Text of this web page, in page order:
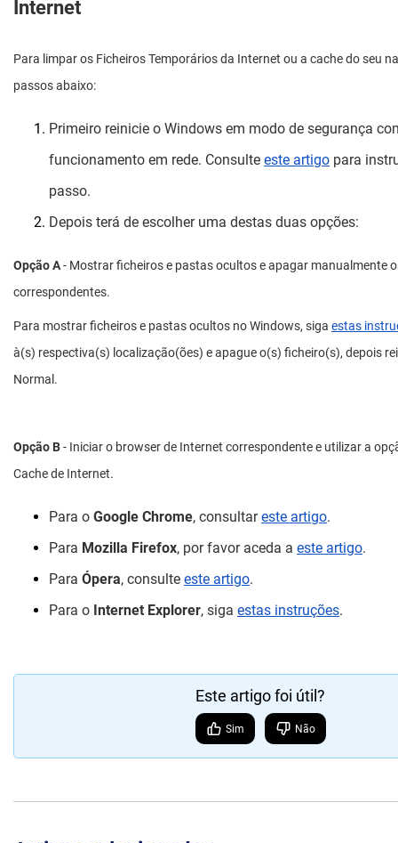
Internet
Para limpar os Ficheiros Temporários da Internet ou a cache do seu
passos abaixo:
Primeiro reinicie o Windows em modo de segurança
funcionamento em rede. Consulte este artigo para
passo.
Depois terá de escolher uma destas duas opções:
Opção A- Mostrar ficheiros e pastas ocultos e apagar manualmente
correspondentes.
Para mostrar ficheiros e pastas ocultos no Windows, siga estas
à(s) respectiva(s) localização(ões) e apague o(s) ficheiro(s), depois
Normal.
Opção B- Iniciar o browser de Internet correspondente e utilizar a
Cache de Internet.
Para o Google Chrome, consultareste artigo.
Para Mozilla Firefox, por favor aceda a este artigo.
Para Ópera, consulte este artigo.
Para o Internet Explorer, siga estas instruções.
Este artigo foi útil?
Sim Não